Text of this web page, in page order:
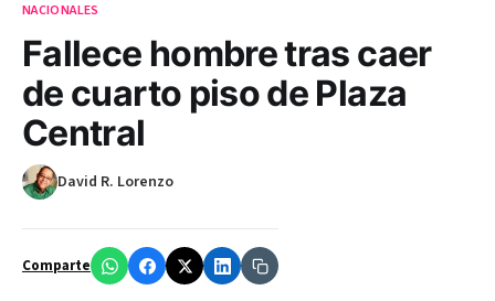
NACIONALES
Fallece hombre tras caer
de cuarto piso de Plaza
Central
David R. Lorenzo
Comparte